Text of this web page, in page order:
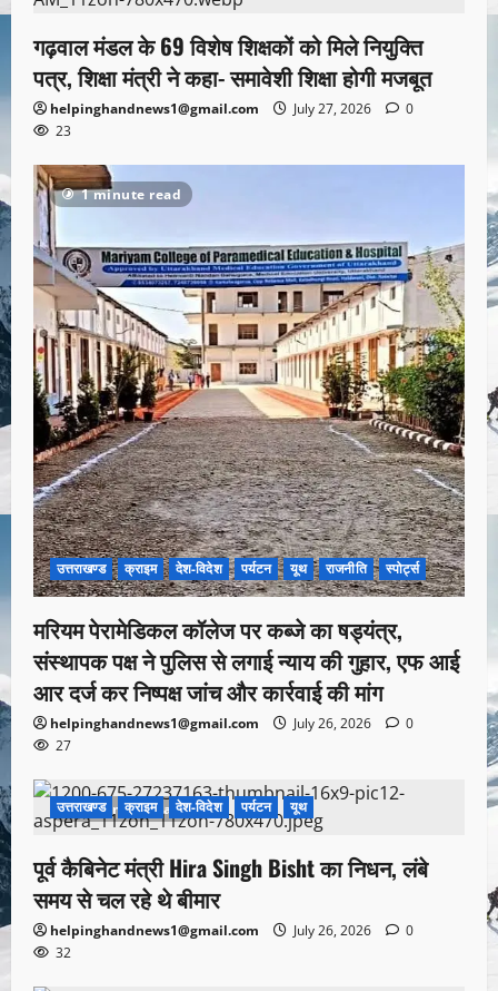
गढ़वाल मंडल के 69 विशेष शिक्षकों को मिले नियुक्ति
पत्र, शिक्षा मंत्री ने कहा- समावेशी शिक्षा होगी मजबूत
helpinghandnews1@gmail.com July 27, 2026
0
23
1 minute read
उत्तराखण्ड क्राइम देश-विदेश पर्यटन यूथ राजनीति स्पोर्ट्स
मरियम पेरामेडिकल कॉलेज पर कब्जे का षड्यंत्र,
संस्थापक पक्ष ने पुलिस से लगाई न्याय की गुहार, एफ आई
आर दर्ज कर निष्पक्ष जांच और कार्रवाई की मांग
helpinghandnews1@gmail.com July 26, 2026
0
27
1 minute read
उत्तराखण्ड क्राइम देश-विदेश पर्यटन यूथ
पूर्व कैबिनेट मंत्री Hira Singh Bisht का निधन, लंबे
समय से चल रहे थे बीमार
helpinghandnews1@gmail.com July 26, 2026
0
32